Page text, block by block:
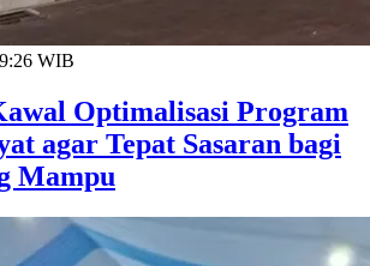
WIB
Optimalisasi Program
agar Tepat Sasaran bagi
Mampu